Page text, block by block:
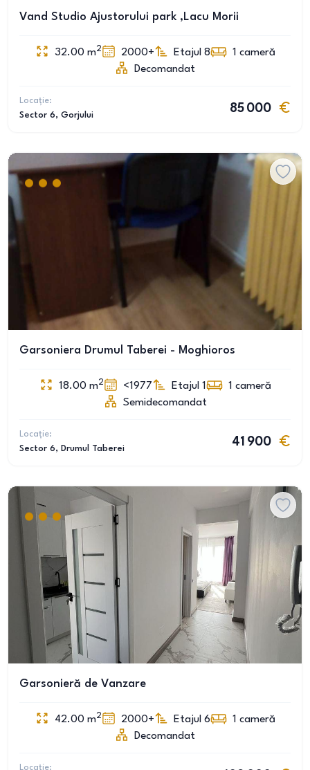
Vand Studio Ajustorului park ,Lacu Morii
32.00 m2 2000+ Etajul 8 1 cameră
Decomandat
Locație:
Sector 6, Gorjului
85 000
Garsoniera Drumul Taberei - Moghioros
18.00 m2 <1977 Etajul 1 1 cameră
Semidecomandat
Locație:
Sector 6, Drumul Taberei
41 900
Garsonieră de Vanzare
42.00 m2 2000+ Etajul 6 1 cameră
Decomandat
Locație: